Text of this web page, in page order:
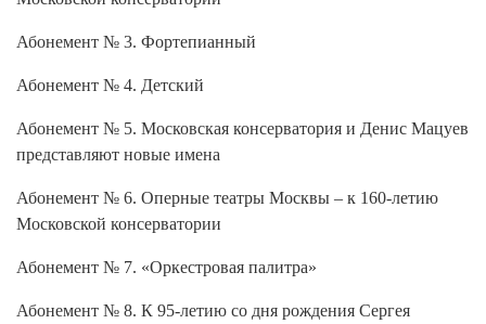
Абонемент № 3. Фортепианный
Абонемент № 4. Детский
Абонемент № 5. Московская консерватория и Денис Мацуев
представляют новые имена
Абонемент № 6. Оперные театры Москвы – к 160-летию
Московской консерватории
Абонемент № 7. «Оркестровая палитра»
Абонемент № 8. К 95-летию со дня рождения Сергея